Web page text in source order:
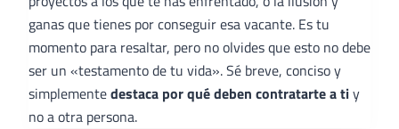
ganas que tienes por conseguir esa vacante. Es tu
momento para resaltar, pero no olvides que esto no debe
ser un «testamento de tu vida». Sé breve, conciso y
simplementedestaca por qué deben contratarte a tiy
no a otra persona.